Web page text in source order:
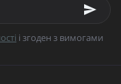
і згоден з вимогами